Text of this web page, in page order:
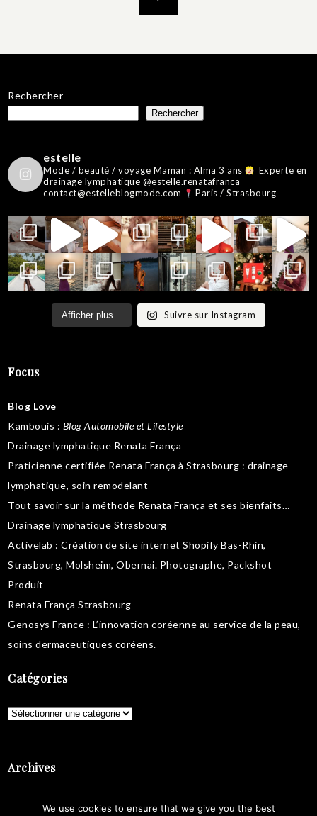
Rechercher
Rechercher
estelle
Mode / beauté / voyage Maman : Alma 3 ans
Experte en
drainage lymphatique @estelle.renatafranca
contact@estelleblogmode.com
Paris / Strasbourg
Afficher plus... Suivre sur Instagram
Focus
Blog Love
Kambouis : Blog Automobile et Lifestyle
Drainage lymphatique Renata França
Praticienne certifiée Renata França à Strasbourg : drainage
lymphatique, soin remodelant
Tout savoir sur la méthode Renata França et ses bienfaits…
Drainage lymphatique Strasbourg
Activelab : Création de site internet Shopify Bas-Rhin,
Strasbourg, Molsheim, Obernai. Photographe, Packshot
Produit
Renata França Strasbourg
Genosys France : L’innovation coréenne au service de la peau,
soins dermaceutiques coréens.
Catégories
Catégories
Archives
We use cookies to ensure that we give you the best